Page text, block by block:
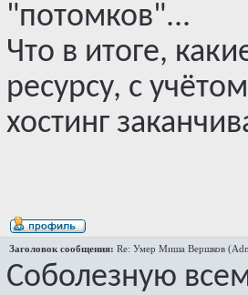
"потомков"...
Что в итоге,
ресурсу, с
хостинг
Заголовок сообщения: Re: Умер Миша Вершков
Соболезную